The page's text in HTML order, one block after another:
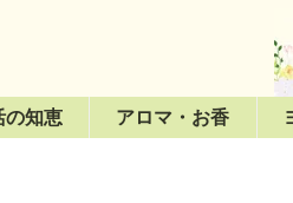
の知恵 アロマ・お香